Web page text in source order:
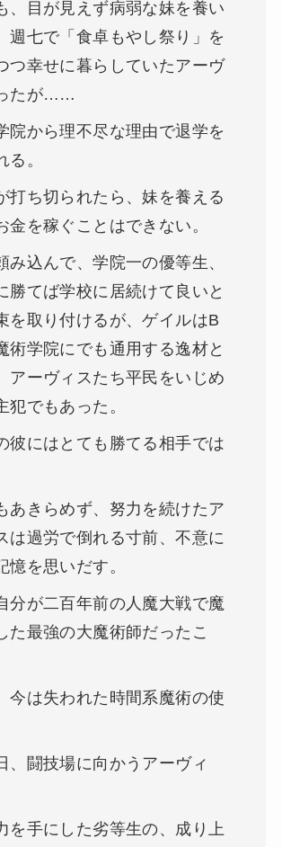
、目が見えず病弱な妹を養い
週七で「食卓もやし祭り」を
つ幸せに暮らしていたアーヴ
たが……
院から理不尽な理由で退学を
る。
打ち切られたら、妹を養える
金を稼ぐことはできない。
み込んで、学院一の優等生、
勝てば学校に居続けて良いと
を取り付けるが、ゲイルはB
術学院にでも通用する逸材と
アーヴィスたち平民をいじめ
犯でもあった。
彼にはとても勝てる相手では
あきらめず、努力を続けたア
は過労で倒れる寸前、不意に
憶を思いだす。
分が二百年前の人魔大戦で魔
た最強の大魔術師だったこ
今は失われた時間系魔術の使
、闘技場に向かうアーヴィ
を手にした劣等生の、成り上